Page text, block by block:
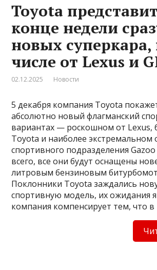
Toyota
конце недели
новых
числе от Lexus и
02.12.2025 Новости
5 декабря компания Toyota
абсолютно новый флагманский
вариантах — роскошном от Lexus,
Toyota и наиболее экстремальном
спортивного подразделения
всего, все они будут оснащены
литровым бензиновым
Поклонники Toyota заждались
спортивную модель, их ожидания
компания компенсирует тем, что в